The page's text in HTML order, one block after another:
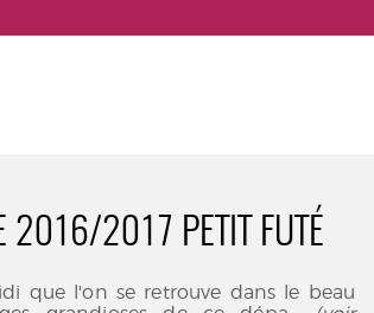
2016/2017 PETIT FUTÉ
que l'on se retrouve dans le beau